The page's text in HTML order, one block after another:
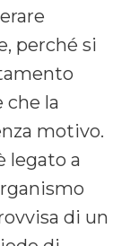
perché si
che la
motivo.
legato a
di un